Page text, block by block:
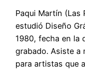
Paqui Martín (Las
estudió Diseño
1980, fecha en la
grabado. Asiste a
para artistas que